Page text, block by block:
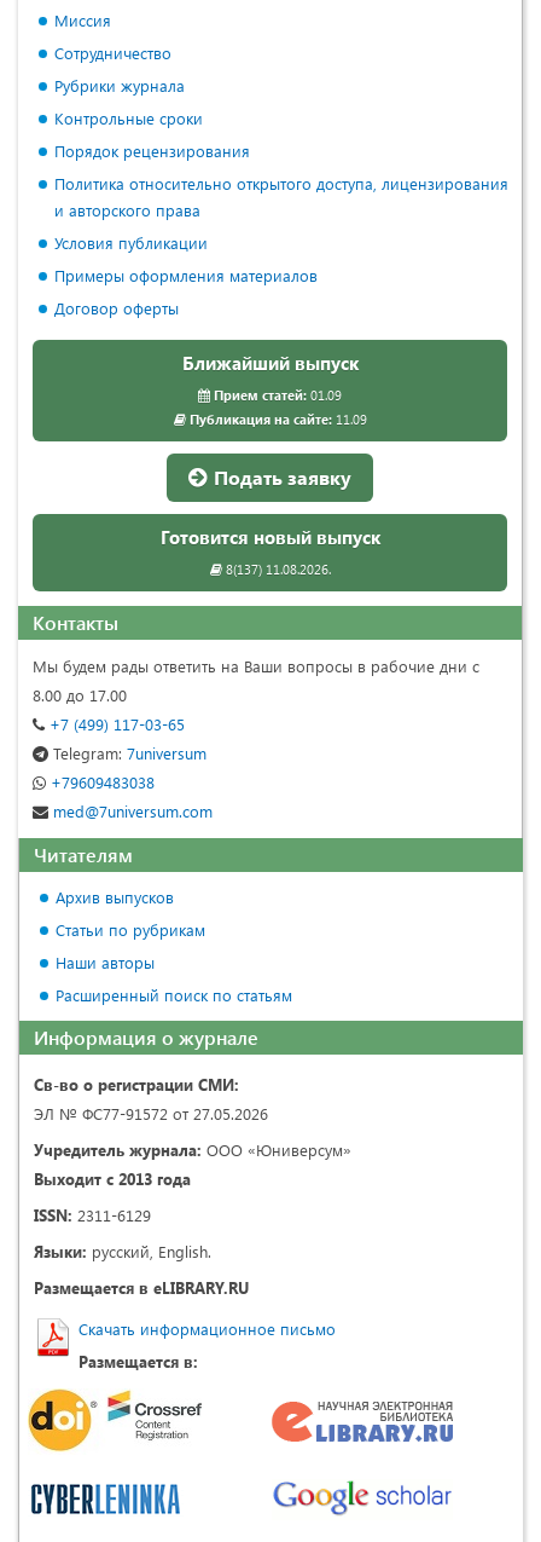
Миссия
Сотрудничество
Рубрики журнала
Контрольные сроки
Порядок рецензирования
Политика относительно открытого доступа, лицензирования
и авторского права
Условия публикации
Примеры оформления материалов
Договор оферты
Ближайший выпуск
Прием статей: 01.09
Публикация на сайте:11.09
Подать заявку
Готовится новый выпуск
8(137) 11.08.2026.
Контакты
Мы будем рады ответить на Ваши вопросы в рабочие дни с
8.00 до 17.00
+7 (499) 117-03-65
Telegram: 7universum
+79609483038
med@7universum.com
Читателям
Архив выпусков
Статьи по рубрикам
Наши авторы
Расширенный поиск по статьям
Информация о журнале
Св-во о регистрации СМИ:
ЭЛ № ФС77-91572 от 27.05.2026
Учредитель журнала: ООО «Юниверсум»
Выходит с 2013 года
ISSN: 2311-6129
Языки: русский, English.
Размещается в eLIBRARY.RU
Скачать информационное письмо
Размещается в: